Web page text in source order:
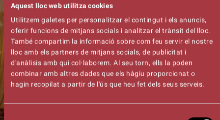
Aquest lloc web utilitza cookies
Utilitzem galetes per personalitzar el contingut i els anuncis,
oferir funcions de mitjans socials i analitzar el trànsit del lloc.
També compartim la informació sobre com feu servir el nostre
lloc amb els partners de mitjans socials, de publicitat i
d'anàlisis amb qui col·laborem. Al seu torn, ells la poden
combinar amb altres dades que els hàgiu proporcionat o
hagin recopilat a partir de l'ús que heu fet dels seus serveis.
Selecció